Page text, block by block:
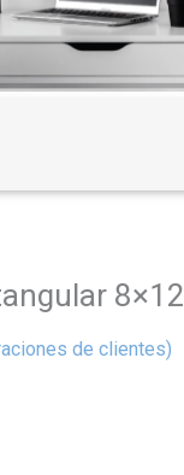
8×12
de clientes)